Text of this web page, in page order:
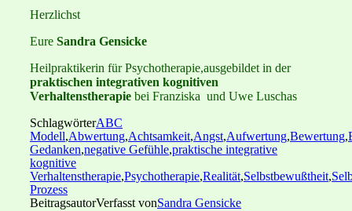
Herzlichst
Eure Sandra Gensicke
Heilpraktikerin für Psychotherapie,ausgebildet in der
praktischen integrativen kognitiven
Verhaltenstherapie bei Franziska und Uwe Luschas
SchlagwörterABC
Modell,Abwertung,Achtsamkeit,Angst,Aufwertung,Bewertung,
Gedanken,negative Gefühle,praktische integrative
kognitive
Verhaltenstherapie,Psychotherapie,Realität,Selbstbewußtheit,
Prozess
BeitragsautorVerfasst vonSandra Gensicke